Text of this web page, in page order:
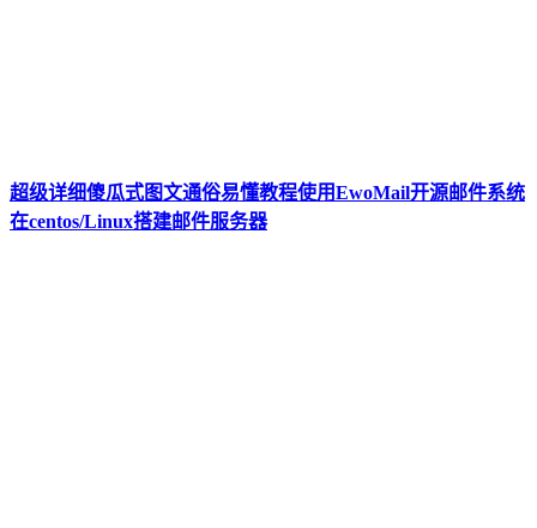
超级详细傻瓜式图文通俗易懂教程使用EwoMail开源邮件系统
在centos/Linux搭建邮件服务器